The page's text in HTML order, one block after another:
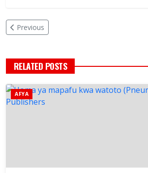
Previous
RELATED POSTS
AFYA